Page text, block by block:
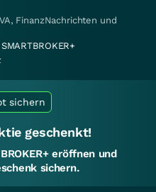
FinanzNachrichten und
SMARTBROKER+
sichern
geschenkt!
eröffnen und
sichern.